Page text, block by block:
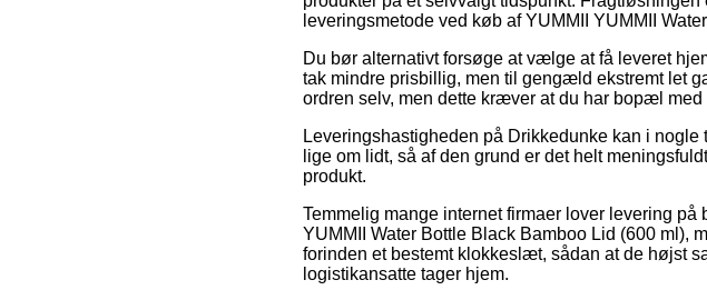
leveringsmetode ved køb af YUMMII YUMMII
Du bør alternativt forsøge at vælge at få leveret
tak mindre prisbillig, men til gengæld ekstremt let
ordren selv, men dette kræver at du har bopæl
Leveringshastigheden på Drikkedunke kan i
lige om lidt, så af den grund er det helt
produkt.
Temmelig mange internet firmaer lover levering på
YUMMII Water Bottle Black Bamboo Lid (600 ml),
forinden et bestemt klokkeslæt, sådan at de højst
logistikansatte tager hjem.